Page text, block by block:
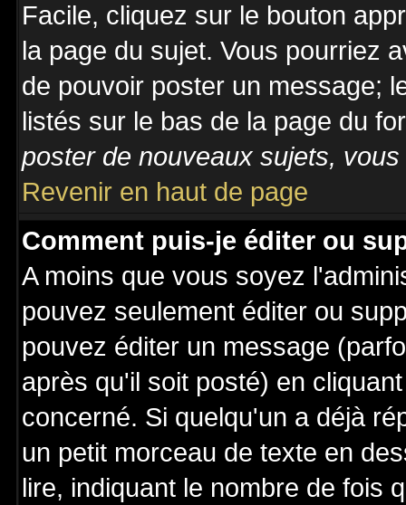
Facile, cliquez sur le bouton
la page du sujet. Vous pourriez
de pouvoir poster un message;
listés sur le bas de la page du
poster de nouveaux sujets,
Revenir en haut de page
Comment puis-je éditer ou
A moins que vous soyez
pouvez seulement éditer ou
pouvez éditer un message
après qu'il soit posté) en
concerné. Si quelqu'un a déjà
un petit morceau de texte en
lire, indiquant le nombre de fois